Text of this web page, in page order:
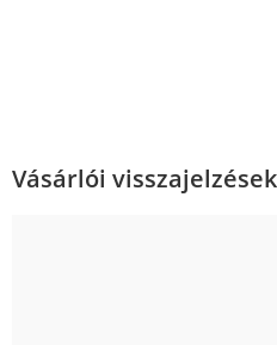
Vásárlói visszajelzések